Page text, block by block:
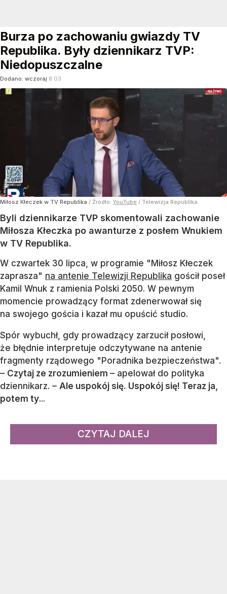
Burza po zachowaniu gwiazdy TV
Republika. Były dziennikarz TVP:
Niedopuszczalne
Dodano: wczoraj 8:03
Miłosz Kłeczek w TV Republika / Źródło: YouTube / Telewizja Republika
Byli dziennikarze TVP skomentowali zachowanie
Miłosza Kłeczka po awanturze z posłem Wnukiem
w TV Republika.
W czwartek 30 lipca, w programie "Miłosz Kłeczek
zaprasza" na antenie Telewizji Republika gościł poseł
Kamil Wnuk z ramienia Polski 2050. W pewnym
momencie prowadzący format zdenerwował się
na swojego gościa i kazał mu opuścić studio.
Spór wybuchł, gdy prowadzący zarzucił posłowi,
że błędnie interpretuje odczytywane na antenie
fragmenty rządowego "Poradnika bezpieczeństwa".
– Czytaj ze zrozumieniem – apelował do polityka
dziennikarz. – Ale uspokój się. Uspokój się! Teraz ja,
potem ty...
CZYTAJ DALEJ